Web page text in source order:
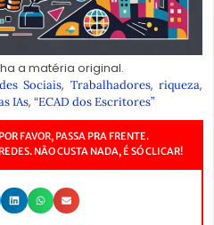
a matéria original.
Sociais, Trabalhadores, riqueza,
IAs, “ECAD dos Escritores”
FAVOR, PASSA PRA FRENTE.
NÃO CUSTA NADA, É SÓ CLICAR!